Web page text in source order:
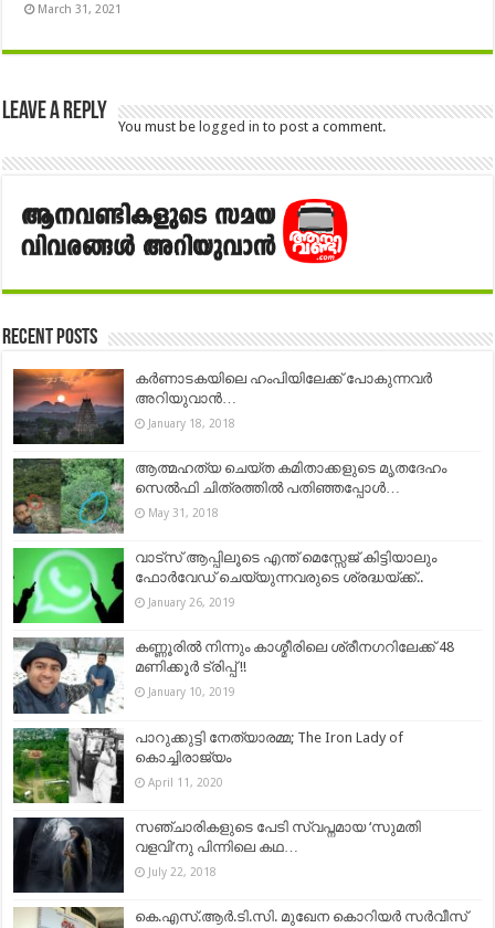
March 31, 2021
Leave a Reply
You must be logged in to post a comment.
Recent Posts
കർണാടകയിലെ ഹംപിയിലേക്ക് പോകുന്നവര്‍
അറിയുവാന്‍…
January 18, 2018
ആത്മഹത്യ ചെയ്ത കമിതാക്കളുടെ മൃതദേഹം
സെൽഫി ചിത്രത്തിൽ പതിഞ്ഞപ്പോൾ…
May 31, 2018
വാട്‌സ് ആപ്പിലൂടെ എന്ത് മെസ്സേജ് കിട്ടിയാലും
ഫോർവേഡ് ചെയ്യുന്നവരുടെ ശ്രദ്ധയ്ക്ക്..
January 26, 2019
കണ്ണൂരിൽ നിന്നും കാശ്മീരിലെ ശ്രീനഗറിലേക്ക് 48
മണിക്കൂർ ട്രിപ്പ് !!
January 10, 2019
പാറുക്കുട്ടി നേത്യാരമ്മ; The Iron Lady of
കൊച്ചിരാജ്യം
April 11, 2020
സഞ്ചാരികളുടെ പേടി സ്വപ്നമായ ‘സുമതി
വളവി’നു പിന്നിലെ കഥ…
July 22, 2018
കെ.എസ്.ആര്‍.ടി.സി. മുഖേന കൊറിയര്‍ സര്‍വീസ്